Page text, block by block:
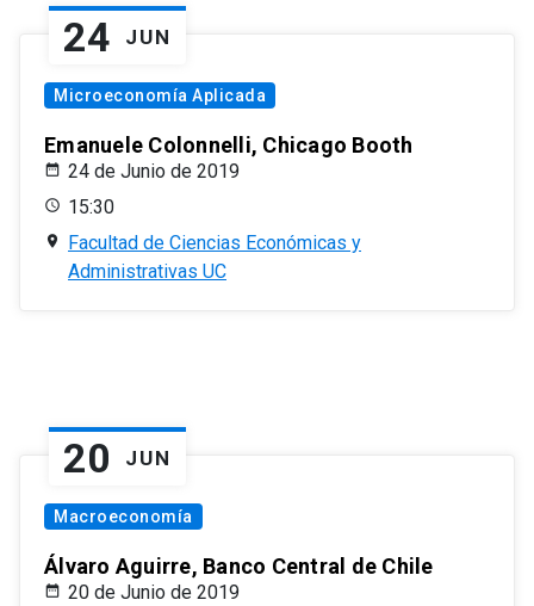
24 JUN
Microeconomía Aplicada
Emanuele Colonnelli, Chicago Booth
24 de Junio de 2019
15:30
Facultad de Ciencias Económicas y
Administrativas UC
20 JUN
Macroeconomía
Álvaro Aguirre, Banco Central de Chile
20 de Junio de 2019